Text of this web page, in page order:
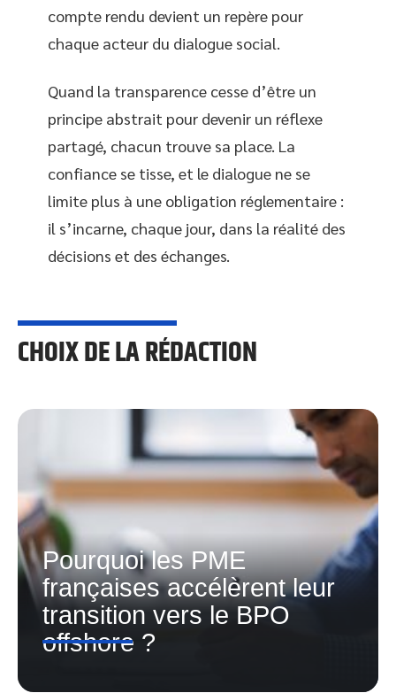
compte rendu devient un repère pour
chaque acteur du dialogue social.
Quand la transparence cesse d’être un
principe abstrait pour devenir un réflexe
partagé, chacun trouve sa place. La
confiance se tisse, et le dialogue ne se
limite plus à une obligation réglementaire :
il s’incarne, chaque jour, dans la réalité des
décisions et des échanges.
CHOIX DE LA RÉDACTION
Pourquoi les PME
françaises accélèrent leur
transition vers le BPO
offshore ?